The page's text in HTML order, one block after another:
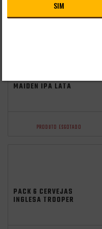
PACK 6 TROOPER IRON
MAIDEN IPA LATA
PRODUTO ESGOTADO
PACK 6 CERVEJAS
INGLESA TROOPER
SIM